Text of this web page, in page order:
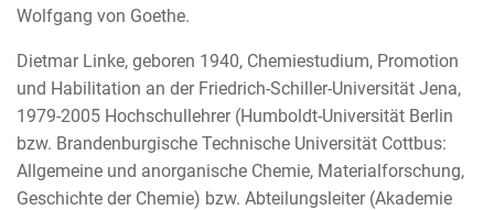
Wolfgang von Goethe.
Dietmar Linke, geboren 1940, Chemiestudium, Promotion
und Habilitation an der Friedrich-Schiller-Universität Jena,
1979-2005 Hochschullehrer (Humboldt-Universität Berlin
bzw. Brandenburgische Technische Universität Cottbus:
Allgemeine und anorganische Chemie, Materialforschung,
Geschichte der Chemie) bzw. Abteilungsleiter (Akademie